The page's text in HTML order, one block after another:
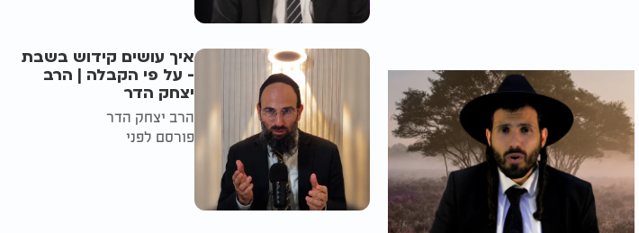
איך עושים קידוש בשבת
- על פי הקבלה | הרב
יצחק הדר
הרב יצחק הדר
פורסם לפני